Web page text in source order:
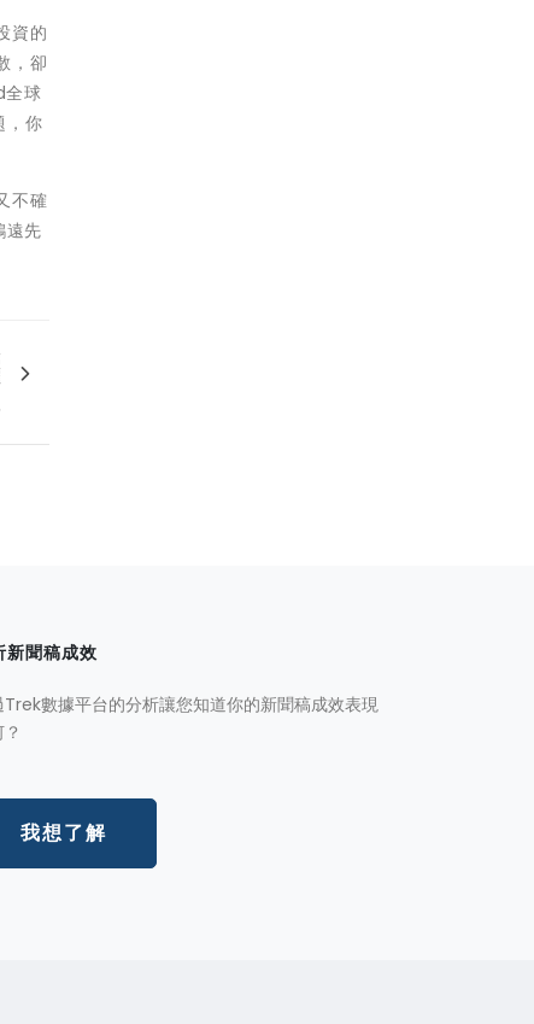
資的
，卻
全球
，你
不確
遠先
新聞稿成效
Trek數據平台的分析讓您知道你的新聞稿成效表現
我想了解